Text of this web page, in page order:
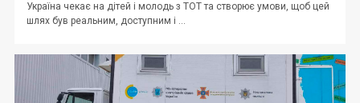
Україна чекає на дітей і молодь з ТОТ та створює умови, щоб цей
шлях був реальним, доступним і ...